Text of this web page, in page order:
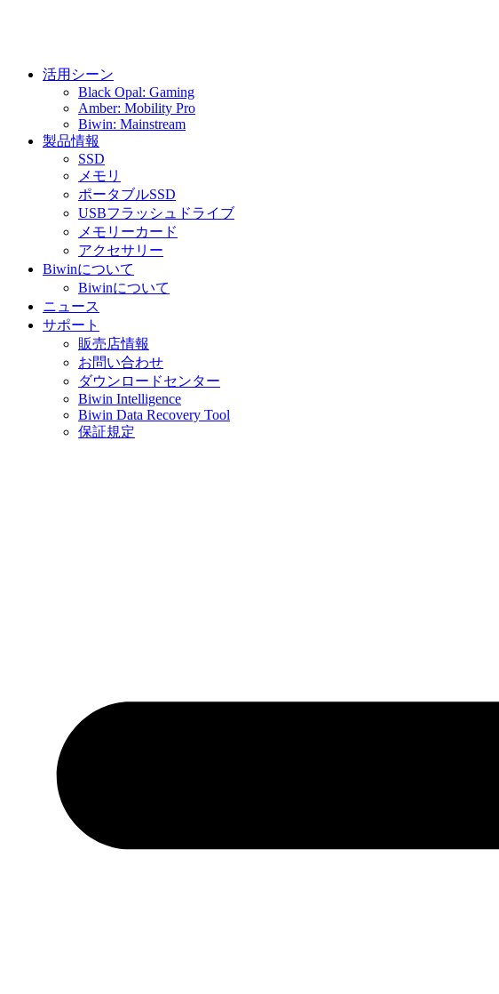
活用シーン
Black Opal: Gaming
Amber: Mobility Pro
Biwin: Mainstream
製品情報
SSD
メモリ
ポータブルSSD
USBフラッシュドライブ
メモリーカード
アクセサリー
Biwinについて
Biwinについて
ニュース
サポート
販売店情報
お問い合わせ
ダウンロードセンター
Biwin Intelligence
Biwin Data Recovery Tool
保証規定